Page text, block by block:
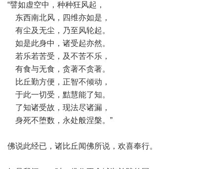
“譬如虚空中，种种狂风起，
东西南北风，四维亦如是，
有尘及无尘，乃至风轮起。
如是此身中，诸受起亦然。
若乐若苦受，及不苦不乐，
有食与无食，贪著不贪著。
比丘勤方便，正智不倾动，
于此一切受，黠慧能了知。
了知诸受故，现法尽诸漏，
身死不堕数，永处般涅槃。”
佛说此经已，诸比丘闻佛所说，欢喜奉行。